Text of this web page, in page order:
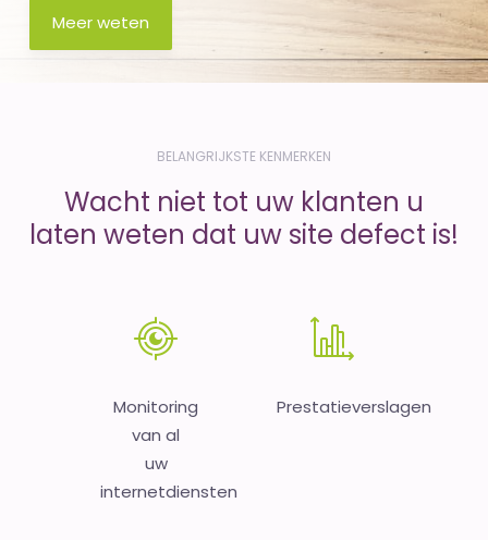
Meer weten
BELANGRIJKSTE KENMERKEN
Wacht niet tot uw klanten u
laten weten dat uw site defect is!
Monitoring
van al
uw
internetdiensten
Prestatieverslagen